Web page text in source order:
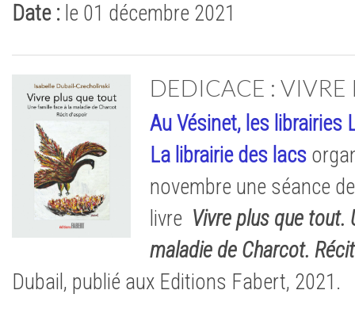
Date : le 01 décembre 2021
DEDICACE : VIVRE
Au Vésinet, les librairies
La librairie des lacs
novembre une séance
livre Vivre plus que tout.
maladie de Charcot.
Dubail, publié aux Editions Fabert, 2021.